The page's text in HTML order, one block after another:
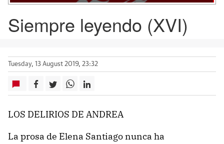
Siempre leyendo (XVI)
Tuesday, 13 August 2019, 23:32
LOS DELIRIOS DE ANDREA
La prosa de Elena Santiago nunca ha